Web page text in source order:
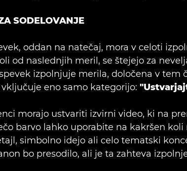
SODELOVANJE
oddan na natečaj, mora v celoti
od naslednjih meril, se štejejo za
izpolnjuje merila, določena v tem
vključuje eno samo kategorijo:
morajo ustvariti izvirni video, ki na
barvo lahko uporabite na kakršen
simbolno idejo ali celo tematski
bo presodilo, ali je ta zahteva